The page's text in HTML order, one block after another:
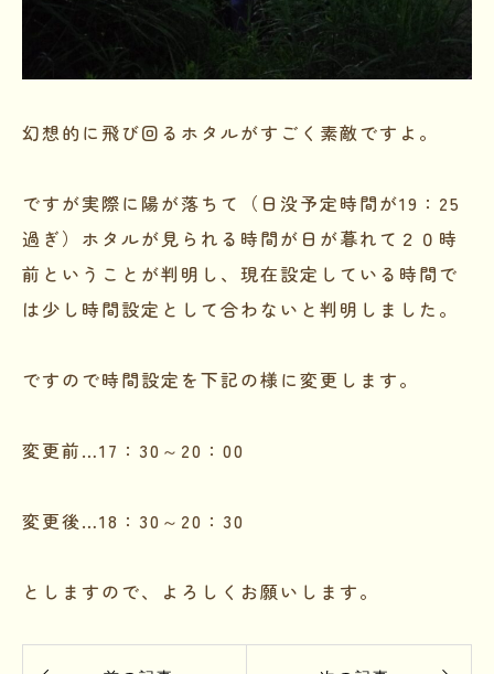
幻想的に飛び回るホタルがすごく素敵ですよ。
ですが実際に陽が落ちて（日没予定時間が19：25
過ぎ）ホタルが見られる時間が日が暮れて２０時
前ということが判明し、現在設定している時間で
は少し時間設定として合わないと判明しました。
ですので時間設定を下記の様に変更します。
変更前…17：30～20：00
変更後…18：30～20：30
としますので、よろしくお願いします。